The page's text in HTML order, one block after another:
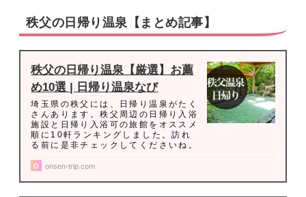
秩父の日帰り温泉【まとめ記事】
秩父の日帰り温泉【厳選】お薦
め10選 | 日帰り温泉なび
埼玉県の秩父には、日帰り温泉がたく
さんあります。秩父周辺の日帰り入浴
施設と日帰り入浴可の旅館をオススメ
順に10軒ランキングしました。訪れ
る前に是非チェックしてくださいね。
onsen-trip.com